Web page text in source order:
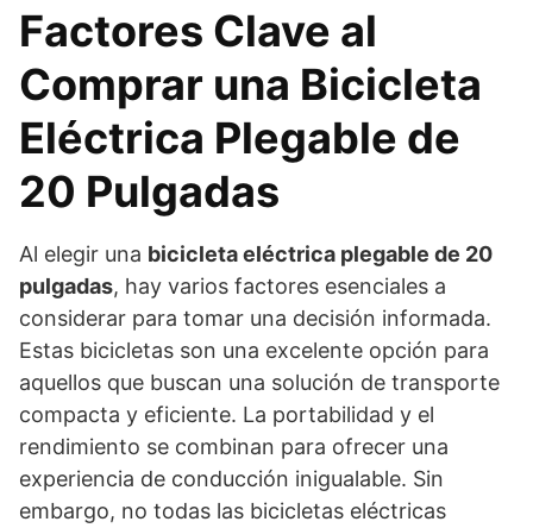
Factores Clave al
Comprar una Bicicleta
Eléctrica Plegable de
20 Pulgadas
Al elegir una bicicleta eléctrica plegable de 20
pulgadas, hay varios factores esenciales a
considerar para tomar una decisión informada.
Estas bicicletas son una excelente opción para
aquellos que buscan una solución de transporte
compacta y eficiente. La portabilidad y el
rendimiento se combinan para ofrecer una
experiencia de conducción inigualable. Sin
embargo, no todas las bicicletas eléctricas